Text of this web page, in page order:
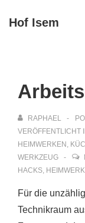
ZumHof Isem
RAPHAEL
VERÖFFENTLICHT
HEIMWERKEN ,
WERKZEUG
HACKS,
Für die
Technikraum